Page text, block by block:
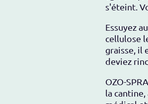
s'éteint.
Essuyez
cellulose
graisse, il
deviez
OZO-
la